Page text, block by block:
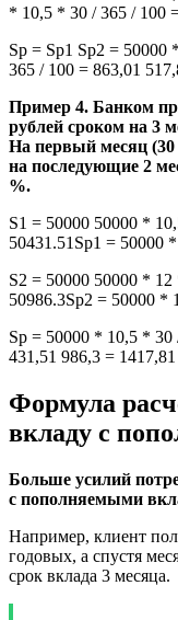
* 10,5 * 30 / 365 / 100
Sp = Sp1 Sp2 =
365 / 100 = 863,01
Пример 4. Банком
рублей сроком на 3
На первый месяц
на последующие 2
%.
S1 = 50000 50000 *
50431.51Sp1 = 50000
S2 = 50000 50000 *
50986.3Sp2 = 50000 *
Sp = 50000 * 10,5 *
431,51 986,3 = 1417,81
Формула
вкладу с
Больше усилий
с пополняемыми
Например, клиент
годовых, а спустя
срок вклада 3 месяца.